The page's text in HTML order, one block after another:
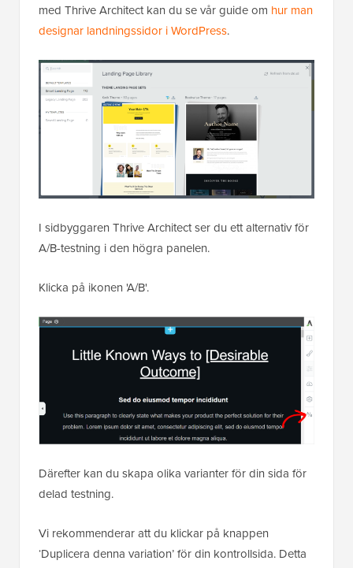
med Thrive Architect kan du se vår guide om hur man
designar landningssidor i WordPress.
I sidbyggaren Thrive Architect ser du ett alternativ för
A/B-testning i den högra panelen.
Klicka på ikonen 'A/B'.
Därefter kan du skapa olika varianter för din sida för
delad testning.
Vi rekommenderar att du klickar på knappen
‘Duplicera denna variation’ för din kontrollsida. Detta